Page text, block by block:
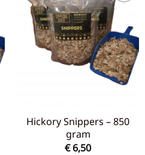
Toevoegen
aan
verlanglijst
Hickory Snippers – 850
gram
€6,50